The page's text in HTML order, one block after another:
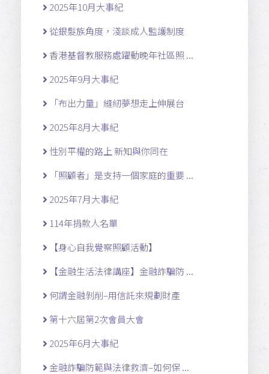
2025年10月大事紀
從銀髮族角度，淺談成人監護制度
香港基督教服務處躍動晚年社區照 ...
2025年9月大事紀
「布出力量」縫紉夢想走上伸展台
2025年8月大事紀
性別平權的路上 新知與你同在
「照顧者」是支持一個家庭的重要 ...
2025年7月大事紀
114年捐款人名單
【身心自我覺察照顧活動】
【金融生活法律講座】金融詐騙防 ...
何謂金融剝削–用信託來規劃財產
第十六屆第2次會員大會
2025年6月大事紀
金融詐騙防範與法律救濟–如何保 ...